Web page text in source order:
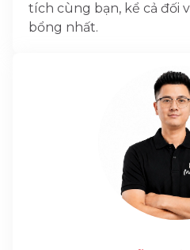
tích cùng bạn, kể cả đối
bổng nhất.